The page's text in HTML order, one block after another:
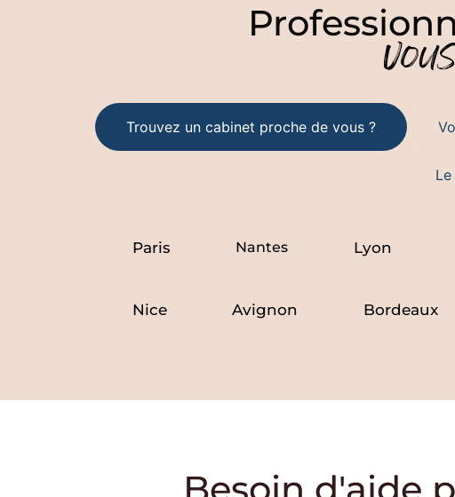
Trouvez un cabinet proche de vous ?
Paris Nantes Lyon
Nice Avignon Bordeaux